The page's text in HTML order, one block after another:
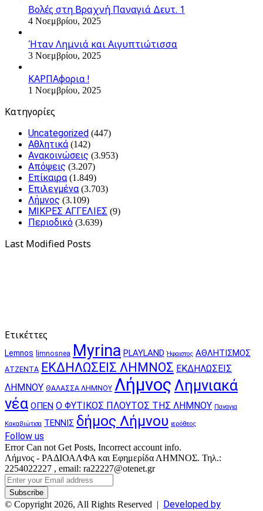
Βολές στη Βραχνή Παναγιά Δευτ. 1
4 Νοεμβρίου, 2025
Ήταν Λημνιά και Αιγυπτιώτισσα
3 Νοεμβρίου, 2025
ΚΑΡΠΑφορια !
1 Νοεμβρίου, 2025
Kατηγορίες
Uncategorized (447)
Αθλητικά (142)
Ανακοινώσεις (3.953)
Απόψεις (3.207)
Επίκαιρα (1.849)
Επιλεγμένα (3.703)
Λήμνος (3.109)
ΜΙΚΡΕΣ ΑΓΓΕΛΙΕΣ (9)
Περιοδικό (3.639)
Last Modified Posts
Ετικέττες
Lemnos limnosnea Myrina PLAYLAND Ήφαιστος ΑΘΛΗΤΙΣΜΟΣ
ΑΤΖΕΝΤΑ ΕΚΔΗΛΩΣΕΙΣ ΛΗΜΝΟΣ ΕΚΔΗΛΩΣΕΙΣ
ΛΗΜΝΟΥ ΘΑΛΑΣΣΑ ΛΗΜΝΟΥ Λήμνος Λημνιακά
νέα ΟΠΕΝ Ο ΦΥΤΙΚΟΣ ΠΛΟΥΤΟΣ ΤΗΣ ΛΗΜΝΟΥ Παναγια
Κακαβιώτισα ΤΕΝΝΙΣ δήμος Λήμνου ιερόθεος
Follow us
Error Can not Get Posts, Incorrect account info.
Λήμνος - ΡΑΔΙΟΑΛΦΑ και Εφημερίδα ΛΗΜΝΟΣ. Τηλ.:
2254022227 , email: ra22227@otenet.gr
Enter
your
Email
© Copyright 2026, All Rights Reserved | Developed by